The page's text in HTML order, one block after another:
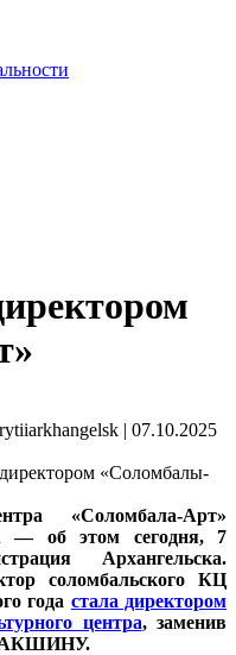
| 07.10.2025
«Соломбала-Арт»
об этом сегодня, 7
Архангельска.
соломбальского КЦ
года стала директором
центра, заменив